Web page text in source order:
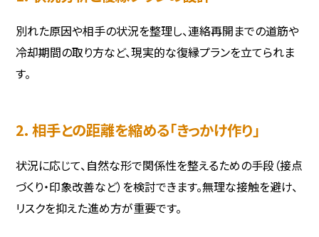
別れた原因や相手の状況を整理し、連絡再開までの道筋や
冷却期間の取り方など、現実的な復縁プランを立てられま
す。
2. 相手との距離を縮める「きっかけ作り」
状況に応じて、自然な形で関係性を整えるための手段（接点
づくり・印象改善など）を検討できます。無理な接触を避け、
リスクを抑えた進め方が重要です。